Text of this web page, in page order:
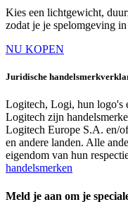
Kies een lichtgewicht,
zodat je je spelomgeving
NU KOPEN
Juridische
Logitech, Logi, hun logo's
Logitech zijn
Logitech Europe S.A. en/
en andere landen. Alle
eigendom van hun
handelsmerken
Meld je aan om je